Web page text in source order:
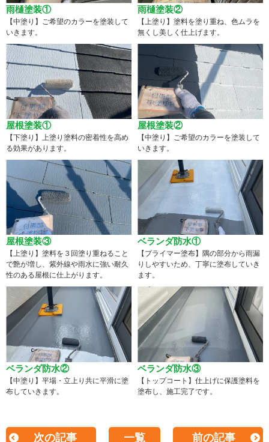
雨樋塗装①
【中塗り】ご希望のカラーを塗装して
いきます。
雨樋塗装②
【上塗り】塗料を塗り重ね、色ムラを
無くし美しく仕上げます。
屋根塗装①
【下塗り】上塗り塗料の密着性を高め
る効果があります。
屋根塗装②
【中塗り】ご希望のカラーを塗装して
いきます。
屋根塗装③
【上塗り】塗料を３回塗り重ねること
で艶が増し、紫外線や雨水に強い耐久
性のある屋根に仕上がります。
ベランダ防水①
【プライマー塗布】隅の部分から雨漏
りしやすいため、丁寧に塗布していき
ます。
ベランダ防水②
【中塗り】平場・立上り共に平滑に塗
布していきます。
ベランダ防水③
【トップコート】仕上げに保護塗料を
塗布し、施工完了です。
次の記事 一覧 前の記事